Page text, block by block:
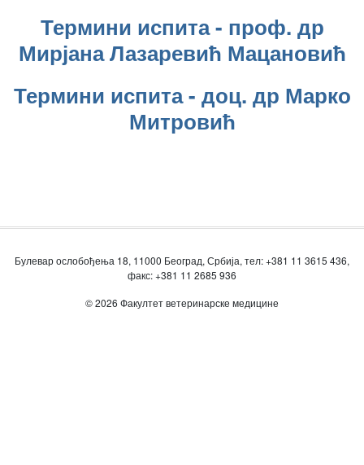
Термини испита - проф. др
Мирјана Лазаревић Мацановић
Термини испита - доц. др Марко
Митровић
Булевар ослобођења 18, 11000 Београд, Србија, тел: +381 11 3615 436,
факс: +381 11 2685 936
© 2026 Факултет ветеринарске медицине